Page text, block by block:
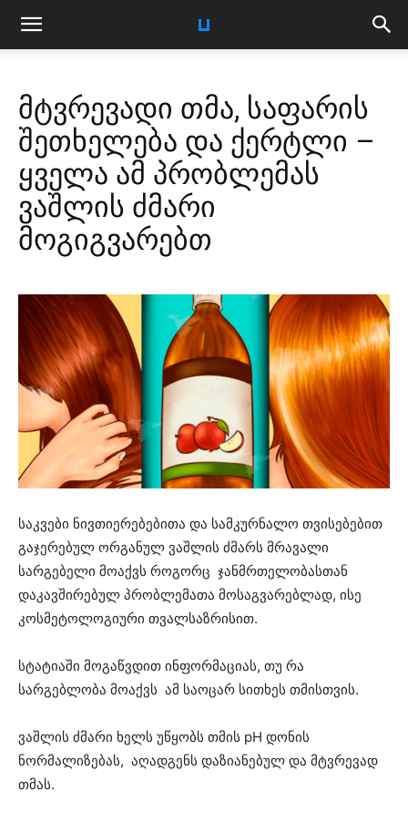
მტვრევადი თმა, საფარის
შეთხელება და ქერტლი –
ყველა ამ პრობლემას
ვაშლის ძმარი
მოგიგვარებთ
საკვები ნივთიერებებითა და სამკურნალო თვისებებით
გაჯერებულ ორგანულ ვაშლის ძმარს მრავალი
სარგებელი მოაქვს როგორც ჯანმრთელობასთან
დაკავშირებულ პრობლემათა მოსაგვარებლად, ისე
კოსმეტოლოგიური თვალსაზრისით.
სტატიაში მოგაწვდით ინფორმაციას, თუ რა
სარგებლობა მოაქვს ამ საოცარ სითხეს თმისთვის.
ვაშლის ძმარი ხელს უწყობს თმის pH დონის
ნორმალიზებას, აღადგენს დაზიანებულ და მტვრევად
თმას.